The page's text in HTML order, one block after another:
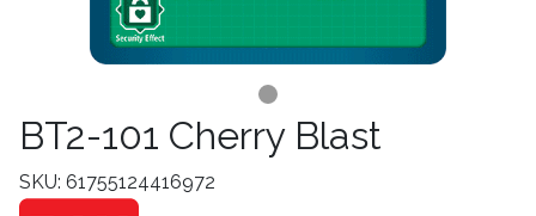
BT2-101 Cherry Blast
SKU: 61755124416972